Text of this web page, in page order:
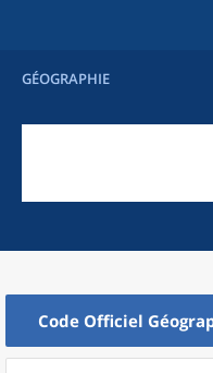
GÉOGRAPHIE
Code Officiel